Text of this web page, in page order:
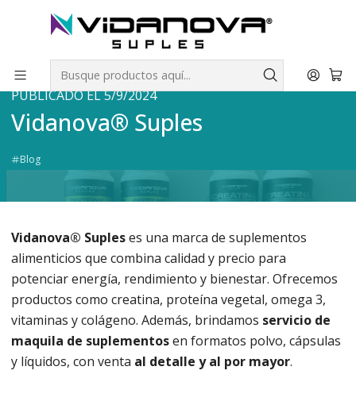
Blog Vidanova® Suples
PUBLICADO EL 5/9/2024
Vidanova® Suples
Blog
Vidanova® Supleses una marca de suplementos
alimenticios que combina calidad y precio para
potenciar energía, rendimiento y bienestar. Ofrecemos
productos como creatina, proteína vegetal, omega 3,
vitaminas y colágeno. Además, brindamos servicio de
maquila de suplementosen formatos polvo, cápsulas
y líquidos, con venta al detalle y al por mayor.